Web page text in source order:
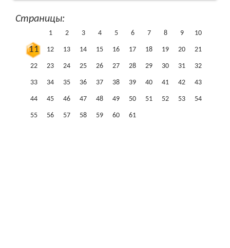
Страницы:
1 2 3 4 5 6 7 8 9 10
11 12 13 14 15 16 17 18 19 20 21
22 23 24 25 26 27 28 29 30 31 32
33 34 35 36 37 38 39 40 41 42 43
44 45 46 47 48 49 50 51 52 53 54
55 56 57 58 59 60 61